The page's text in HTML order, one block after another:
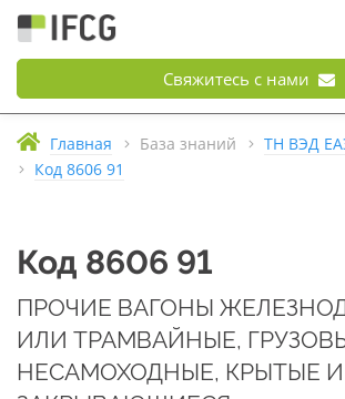
Свяжитесь с нами
Главная База знаний
ТН ВЭД
Код 8606 91
Код 8606 91
ПРОЧИЕ ВАГОНЫ
ИЛИ ТРАМВАЙНЫЕ,
НЕСАМОХОДНЫЕ, КРЫТЫЕ И